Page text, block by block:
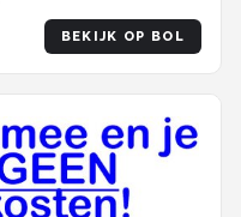
BEKIJK OP BOL